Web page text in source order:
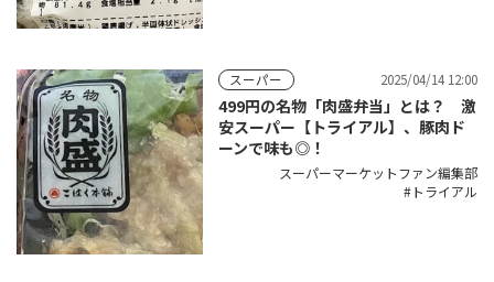
スーパー 2025/04/14 12:00
499円の名物「肉盛弁当」とは？ 激
安スーパー【トライアル】、豚肉ド
ーンで味も◎！
スーパーマーケットファン編集部
トライアル